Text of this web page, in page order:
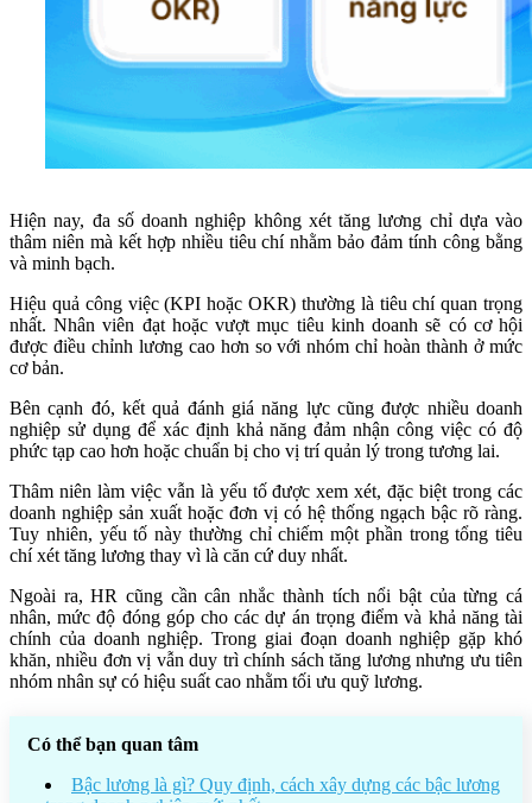
Hiện nay, đa số doanh nghiệp không xét tăng lương chỉ dựa vào
thâm niên mà kết hợp nhiều tiêu chí nhằm bảo đảm tính công bằng
và minh bạch.
Hiệu quả công việc (KPI hoặc OKR) thường là tiêu chí quan trọng
nhất. Nhân viên đạt hoặc vượt mục tiêu kinh doanh sẽ có cơ hội
được điều chỉnh lương cao hơn so với nhóm chỉ hoàn thành ở mức
cơ bản.
Bên cạnh đó, kết quả đánh giá năng lực cũng được nhiều doanh
nghiệp sử dụng để xác định khả năng đảm nhận công việc có độ
phức tạp cao hơn hoặc chuẩn bị cho vị trí quản lý trong tương lai.
Thâm niên làm việc vẫn là yếu tố được xem xét, đặc biệt trong các
doanh nghiệp sản xuất hoặc đơn vị có hệ thống ngạch bậc rõ ràng.
Tuy nhiên, yếu tố này thường chỉ chiếm một phần trong tổng tiêu
chí xét tăng lương thay vì là căn cứ duy nhất.
Ngoài ra, HR cũng cần cân nhắc thành tích nổi bật của từng cá
nhân, mức độ đóng góp cho các dự án trọng điểm và khả năng tài
chính của doanh nghiệp. Trong giai đoạn doanh nghiệp gặp khó
khăn, nhiều đơn vị vẫn duy trì chính sách tăng lương nhưng ưu tiên
nhóm nhân sự có hiệu suất cao nhằm tối ưu quỹ lương.
Có thể bạn quan tâm
Bậc lương là gì? Quy định, cách xây dựng các bậc lương